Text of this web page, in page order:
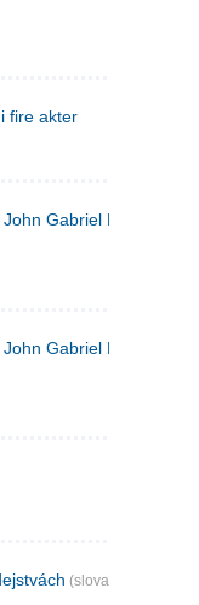
fire akter
Gabriel Borkman ;
Gabriel Borkman ;
(slovakisk)